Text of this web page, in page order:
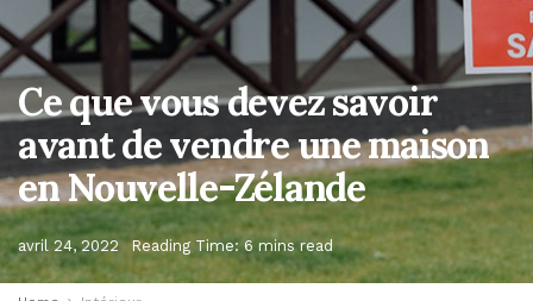
Ce que vous devez savoir
avant de vendre une maison
en Nouvelle-Zélande
avril 24, 2022 Reading Time: 6 mins read